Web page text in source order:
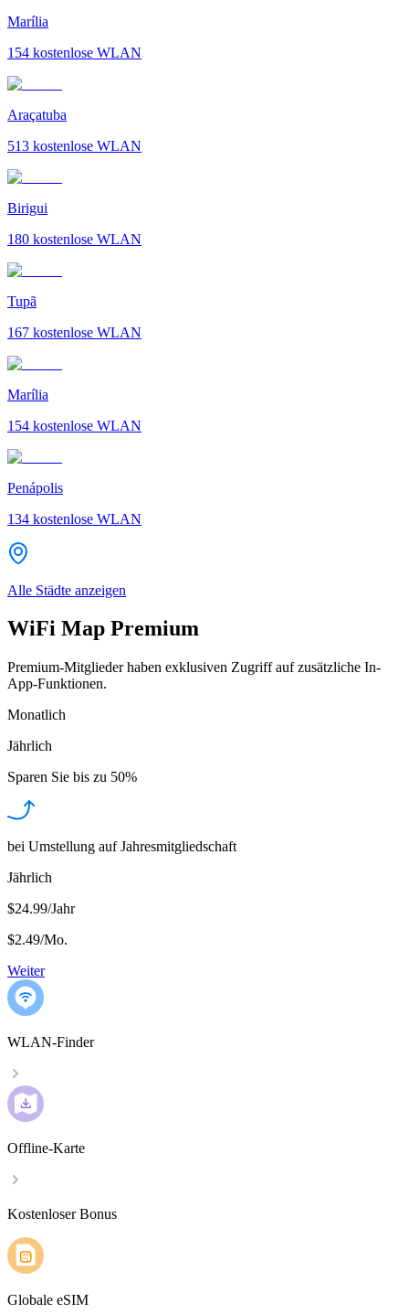
Marília
154 kostenlose WLAN
Araçatuba
513 kostenlose WLAN
Birigui
180 kostenlose WLAN
Tupã
167 kostenlose WLAN
Marília
154 kostenlose WLAN
Penápolis
134 kostenlose WLAN
Alle Städte anzeigen
WiFi Map Premium
Premium-Mitglieder haben exklusiven Zugriff auf zusätzliche In-
App-Funktionen.
Monatlich
Jährlich
Sparen Sie bis zu 50%
bei Umstellung auf Jahresmitgliedschaft
Jährlich
$24.99/Jahr
$2.49/Mo.
Weiter
WLAN-Finder
Offline-Karte
Kostenloser Bonus
Globale eSIM